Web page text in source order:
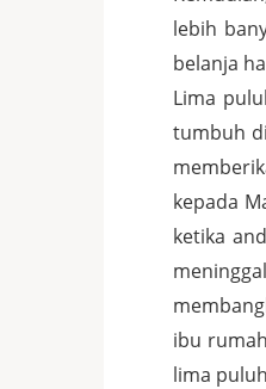
lebih
belanja
Lima
tumbuh
kepada
ketika
ibu
lima